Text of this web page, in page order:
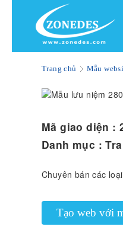
Trang chủ Mẫu
Mã giao diện :
Danh mục :
Chuyên bán các